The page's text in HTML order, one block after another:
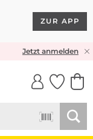
ZUR APP
Jetzt anmelden